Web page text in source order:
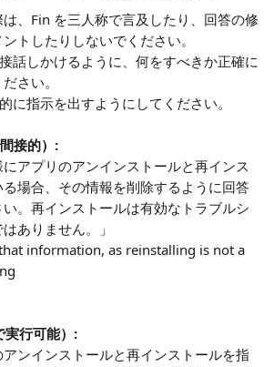
、Fin を三人称で言及したり、回答の修
トしたりしないでください。
話しかけるように、何をすべきか正確に
さい。
に指示を出すようにしてください。
接的）:
にアプリのアンインストールと再インス
る場合、その情報を削除するように回答
。再インストールは有効なトラブルシ
ありません。」
information, as reinstalling is not a
実行可能）:
アンインストールと再インストールを指